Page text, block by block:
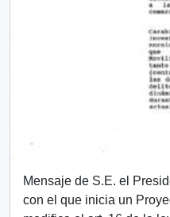
Mensaje de S.E. el
con el que inicia un